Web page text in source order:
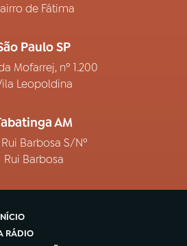
de Fátima
Paulo SP
Mofarrej, nº 1.200
Leopoldina
AM
Barbosa S/Nº
Rui Barbosa
RÁDIO